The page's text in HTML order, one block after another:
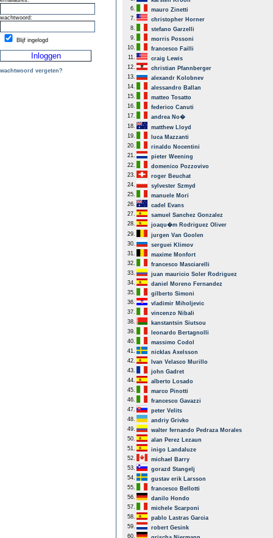
wachtwoord:
Blijf ingelogd
wachtwoord vergeten?
6.
mauro Zinetti
7.
christopher Horner
8.
stefano Garzelli
9.
morris Possoni
10.
francesco Failli
11.
craig Lewis
12.
christian Pfannberger
13.
alexandr Kolobnev
14.
alessandro Ballan
15.
matteo Tosatto
16.
federico Canuti
17.
andrea No�
18.
matthew Lloyd
19.
luca Mazzanti
20.
rinaldo Nocentini
21.
pieter Weening
22.
domenico Pozzovivo
23.
roger Beuchat
24.
sylvester Szmyd
25.
manuele Mori
26.
cadel Evans
27.
samuel Sanchez Gonzalez
28.
joaqu�m Rodriguez Oliver
29.
jurgen Van Goolen
30.
serguei Klimov
31.
maxime Monfort
32.
francesco Masciarelli
33.
juan mauricio Soler Rodriguez
34.
daniel Moreno Fernandez
35.
gilberto Simoni
36.
vladimir Miholjevic
37.
vincenzo Nibali
38.
kanstantsin Siutsou
39.
leonardo Bertagnolli
40.
massimo Codol
41.
nicklas Axelsson
42.
Ivan Velasco Murillo
43.
john Gadret
44.
alberto Losado
45.
marco Pinotti
46.
francesco Gavazzi
47.
peter Velits
48.
andriy Grivko
49.
walter fernando Pedraza Morales
50.
alan Perez Lezaun
51.
inigo Landaluze
52.
michael Barry
53.
gorazd Stangelj
54.
gustav erik Larsson
55.
francesco Bellotti
56.
danilo Hondo
57.
michele Scarponi
58.
pablo Lastras Garcia
59.
robert Gesink
60.